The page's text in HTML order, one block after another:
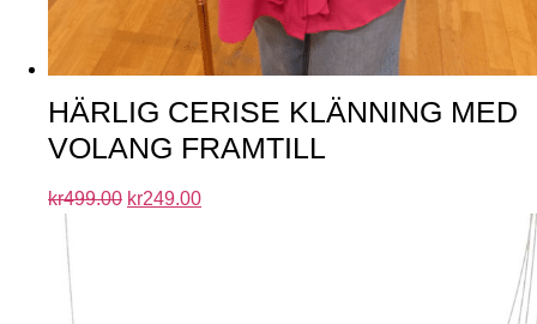
HÄRLIG CERISE KLÄNNING MED
VOLANG FRAMTILL
kr499.00 kr249.00